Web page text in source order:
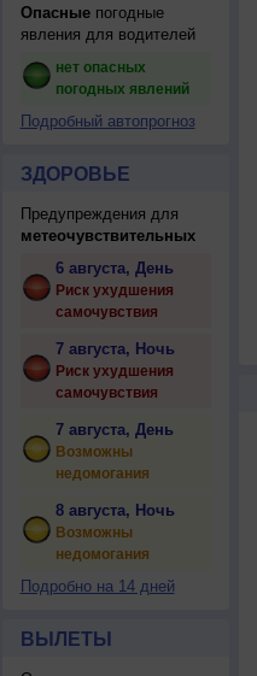
Опасныепогодные
явления для водителей
нет опасных
погодных явлений
Подробный автопрогноз
ЗДОРОВЬЕ
Предупреждения для
метеочувствительных
6 августа, День
Риск ухудшения
самочувствия
7 августа, Ночь
Риск ухудшения
самочувствия
7 августа, День
Возможны
недомогания
8 августа, Ночь
Возможны
недомогания
Подробно на 14 дней
ВЫЛЕТЫ